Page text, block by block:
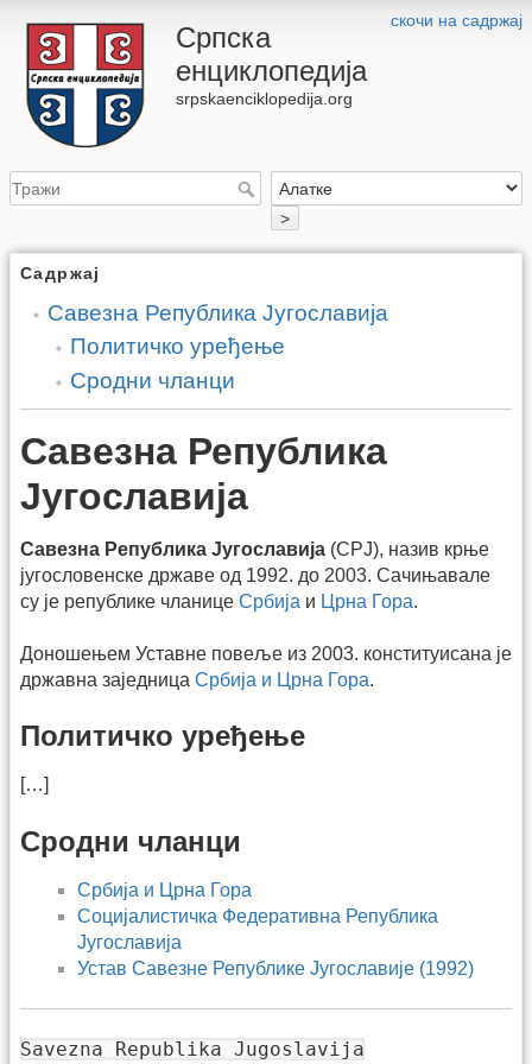
скочи на садржај
Српска
енциклопедија
srpskaenciklopedija.org
>
Садржај
Савезна Република Југославија
Политичко уређење
Сродни чланци
Савезна Република
Југославија
Савезна Република Југославија (СРЈ), назив крње
југословенске државе од 1992. до 2003. Сачињавале
су је републике чланице Србија и Црна Гора.
Доношењем Уставне повеље из 2003. конституисана је
државна заједница Србија и Црна Гора.
Политичко уређење
[…]
Сродни чланци
Србија и Црна Гора
Социјалистичка Федеративна Република
Југославија
Устав Савезне Републике Југославије (1992)
Savezna Republika Jugoslavija